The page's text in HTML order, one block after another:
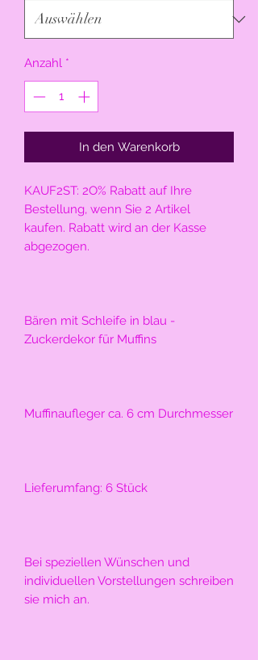
Anzahl *
In den Warenkorb
KAUF2ST: 2O% Rabatt auf Ihre
Bestellung, wenn Sie 2 Artikel
kaufen. Rabatt wird an der Kasse
abgezogen.
Bären mit Schleife in blau -
Zuckerdekor für Muffins
Muffinaufleger ca. 6 cm Durchmesser
Lieferumfang: 6 Stück
Bei speziellen Wünschen und
individuellen Vorstellungen schreiben
sie mich an.